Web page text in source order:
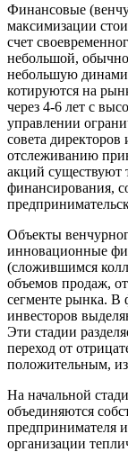
Финансовые
максимизации
счет
небольшой,
небольшую
котируются на
через 4-6 лет с
управлении
совета
отслеживанию
акций существуют
финансирования,
Объекты
инновационные
(сложившимся
объемов продаж,
сегменте рынка. В
инвесторов
Эти стадии
переход от
положительным,
На начальной
объединяются
предпринимателя
организации